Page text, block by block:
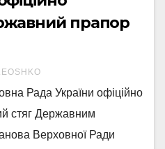
прапор
Рада України офіційно
стяг Державним
Верховної Ради